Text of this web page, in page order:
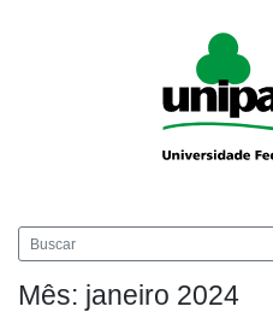
Mês: janeiro 2024